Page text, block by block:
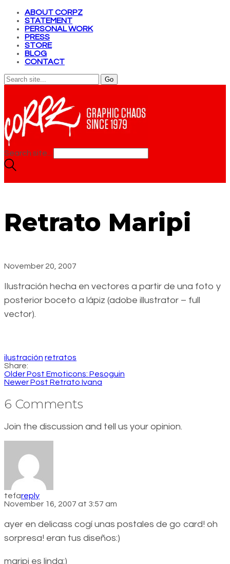
ABOUT CORPZ
STATEMENT
PERSONAL WORK
PRESS
STORE
BLOG
CONTACT
Search site...
Retrato Maripi
November 20, 2007
Ilustración hecha en vectores a partir de una foto y
posterior boceto a lápiz (adobe illustrator – full
vector).
ilustración retratos
Share:
Older Post Emoticons: Pesoguin
Newer Post Retrato Ivana
6 Comments
Join the discussion and tell us your opinion.
tefareply
November 16, 2007 at 3:57 am
ayer en delicass cogí unas postales de go card! oh
sorpresa! eran tus diseños:)
maripi es linda:)